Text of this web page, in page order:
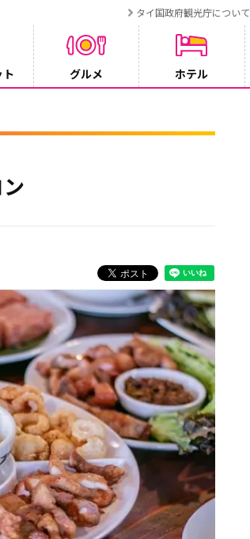
タイ国政府観光庁について
グルメ ホテル